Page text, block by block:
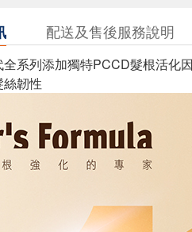
配送及售後服務說明
全系列添加獨特PCCD髮根活化
韌性